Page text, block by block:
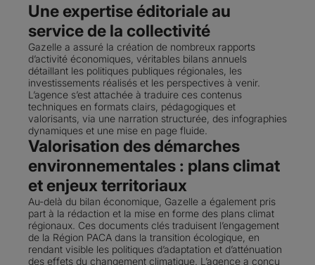
Une expertise éditoriale au
service de la collectivité
Gazelle a assuré la création de nombreux rapports
d’activité économiques, véritables bilans annuels
détaillant les politiques publiques régionales, les
investissements réalisés et les perspectives à venir.
L’agence s’est attachée à traduire ces contenus
techniques en formats clairs, pédagogiques et
valorisants, via une narration structurée, des infographies
dynamiques et une mise en page fluide.
Valorisation des démarches
environnementales : plans climat
et enjeux territoriaux
Au-delà du bilan économique, Gazelle a également pris
part à la rédaction et la mise en forme des plans climat
régionaux. Ces documents clés traduisent l’engagement
de la Région PACA dans la transition écologique, en
rendant visible les politiques d’adaptation et d’atténuation
des effets du changement climatique. L’agence a conçu